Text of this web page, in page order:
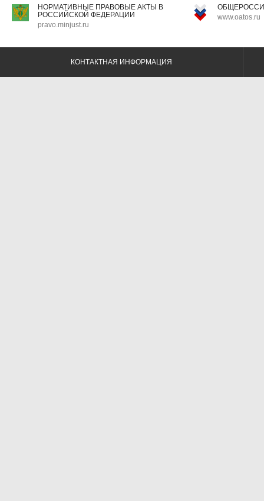
НОРМАТИВНЫЕ ПРАВОВЫЕ АКТЫ В
РОССИЙСКОЙ ФЕДЕРАЦИИ
pravo.minjust.ru
www.oatos.ru
КОНТАКТНАЯ ИНФОРМАЦИЯ